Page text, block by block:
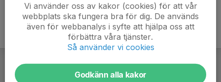
Vi använder oss av kakor (cookies) för att vår
webbplats ska fungera bra för dig. De används
även för webbanalys i syfte att hjälpa oss att
förbättra våra tjänster.
Så använder vi cookies
Godkänn alla kakor